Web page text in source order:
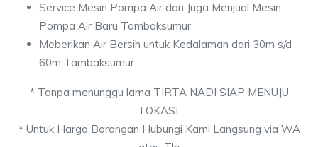
Service Mesin Pompa Air dan Juga Menjual Mesin
Pompa Air Baru Tambaksumur
Meberikan Air Bersih untuk Kedalaman dari 30m s/d
60m Tambaksumur
* Tanpa menunggu lama TIRTA NADI SIAP MENUJU
LOKASI
* Untuk Harga Borongan Hubungi Kami Langsung via WA